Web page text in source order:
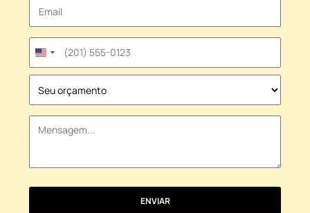
United
States
+1
ENVIAR